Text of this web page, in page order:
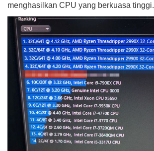
menghasilkan CPU yang berkuasa tinggi.